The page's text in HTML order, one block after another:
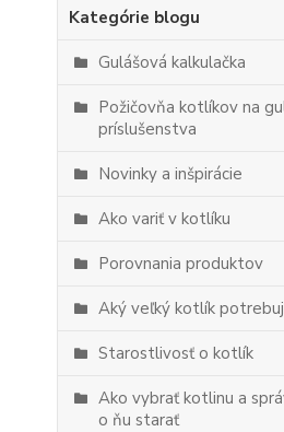
Kategórie blogu
Gulášová kalkulačka
Požičovňa kotlíkov na
príslušenstva
Novinky a inšpirácie
Ako variť v kotlíku
Porovnania produktov
Aký veľký kotlík
Starostlivosť o kotlík
Ako vybrať kotlinu a
o ňu starať